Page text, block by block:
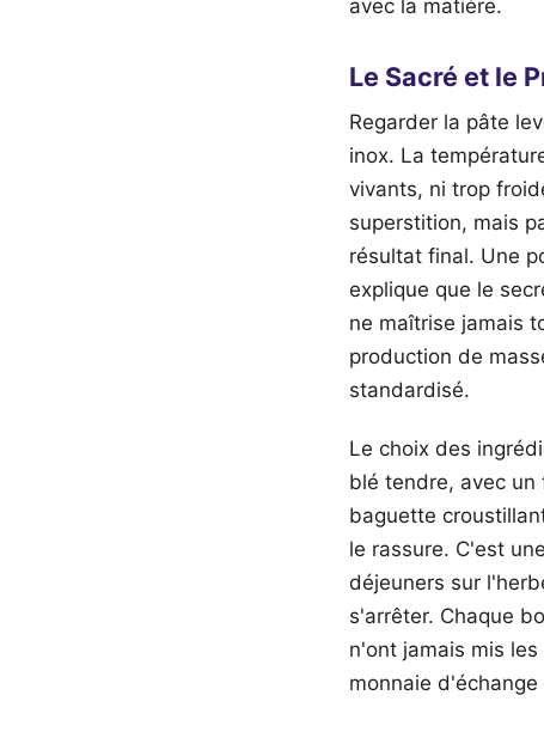
avec la matière.
Le Sacré et le
Regarder la pâte
inox. La
vivants, ni trop
superstition, mais
résultat final. Une
explique que le
ne maîtrise jamais
production de
standardisé.
Le choix des
blé tendre, avec un
baguette
le rassure. C'est
déjeuners sur
s'arrêter. Chaque
n'ont jamais mis
monnaie